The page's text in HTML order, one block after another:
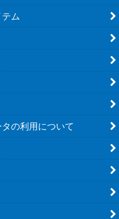
ム
の利用について